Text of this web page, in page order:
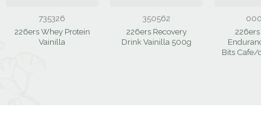
735326
226ers Whey Protein
Vainilla
350562
226ers Recovery
Drink Vainilla 500g
Bits Cafe/